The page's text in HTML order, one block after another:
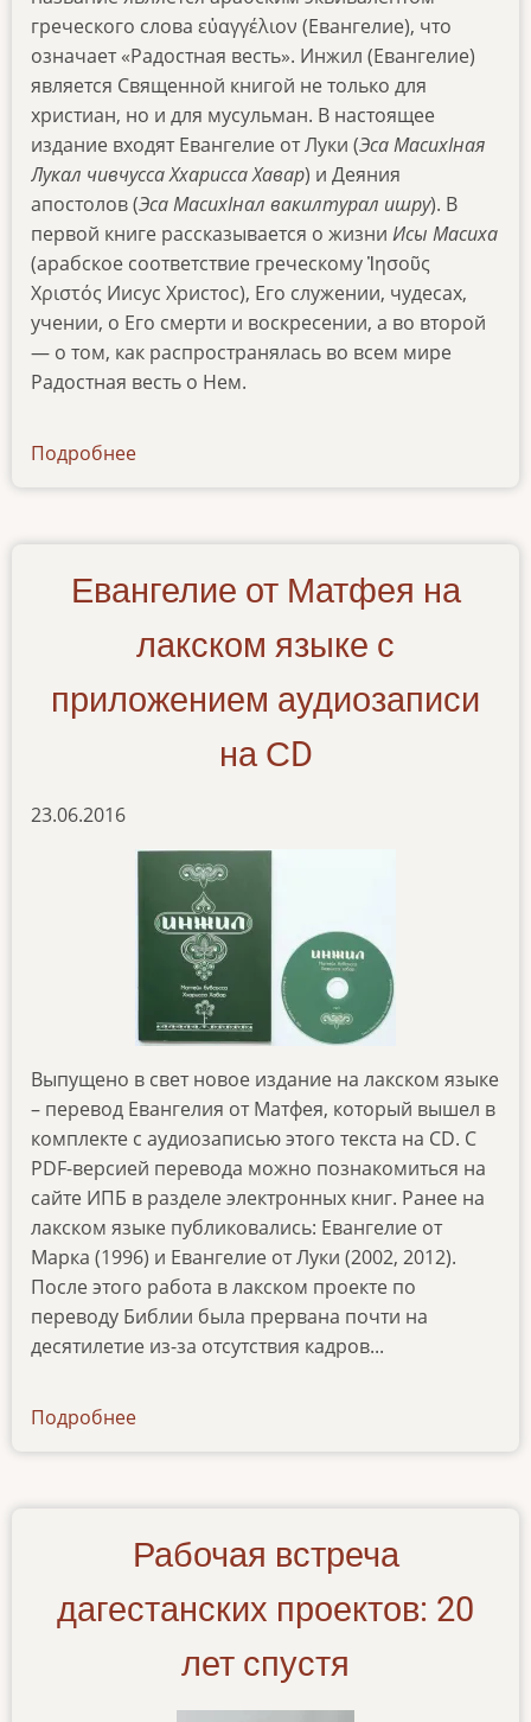
греческого слова εὐαγγέλιον (Евангелие), что
означает «Радостная весть». Инжил (Евангелие)
является Священной книгой не только для
христиан, но и для мусульман. В настоящее
издание входят Евангелие от Луки (Эса МасихӀная
Лукал чивчусса Ххарисса Хавар) и Деяния
апостолов (Эса МасихӀнал вакилтурал ишру). В
первой книге рассказывается о жизни Исы Масиха
(арабское соответствие греческому Ἰησοῦς
Χριστός Иисус Христос), Его служении, чудесах,
учении, о Его смерти и воскресении, а во второй
— о том, как распространялась во всем мире
Радостная весть о Нем.
Подробнее
Евангелие от Матфея на
лакском языке с
приложением аудиозаписи
на СD
23.06.2016
Выпущено в свет новое издание на лакском языке
– перевод Евангелия от Матфея, который вышел в
комплекте с аудиозаписью этого текста на CD. С
PDF-версией перевода можно познакомиться на
сайте ИПБ в разделе электронных книг. Ранее на
лакском языке публиковались: Евангелие от
Марка (1996) и Евангелие от Луки (2002, 2012).
После этого работа в лакском проекте по
переводу Библии была прервана почти на
десятилетие из-за отсутствия кадров...
Подробнее
Рабочая встреча
дагестанских проектов: 20
лет спустя